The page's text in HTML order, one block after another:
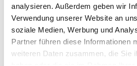
analysieren. Außerdem geben wir
Verwendung unserer Website an
soziale Medien, Werbung und
Partner führen diese Informationen
weiteren Daten zusammen, die Sie
Keine Öffnungszeiten angegeben
DEHM KÄLTE-